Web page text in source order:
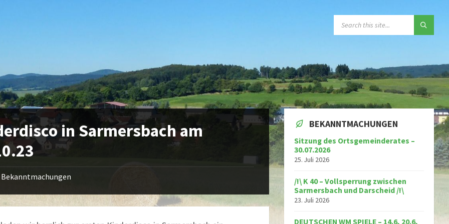
in Sarmersbach am
Bekanntmachungen
BEKANNTMACHUNGEN
Sitzung des Ortsgemeinderates –
30.07.2026
25. Juli 2026
/!\ K 40 – Vollsperrung zwischen
Sarmersbach und Darscheid /!\
23. Juli 2026
DEUTSCHEN WM SPIELE – 14.6, 20.6,